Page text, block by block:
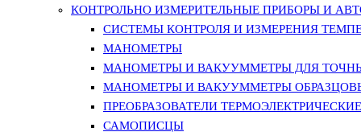
КОНТРОЛЬНО ИЗМЕРИТЕЛЬНЫЕ ПРИБОРЫ И
СИСТЕМЫ КОНТРОЛЯ И ИЗМЕРЕНИЯ
МАНОМЕТРЫ
МАНОМЕТРЫ И ВАКУУММЕТРЫ ДЛЯ
МАНОМЕТРЫ И ВАКУУММЕТРЫ
ПРЕОБРАЗОВАТЕЛИ
САМОПИСЦЫ